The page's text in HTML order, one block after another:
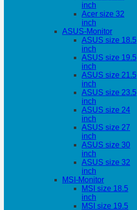
inch
Acer size 32
inch
ASUS-Monitor
ASUS size 18.5
inch
ASUS size 19.5
inch
ASUS size 21.5
inch
ASUS size 23.5
inch
ASUS size 24
inch
ASUS size 27
inch
ASUS size 30
inch
ASUS size 32
inch
MSI-Monitor
MSI size 18.5
inch
MSI size 19.5